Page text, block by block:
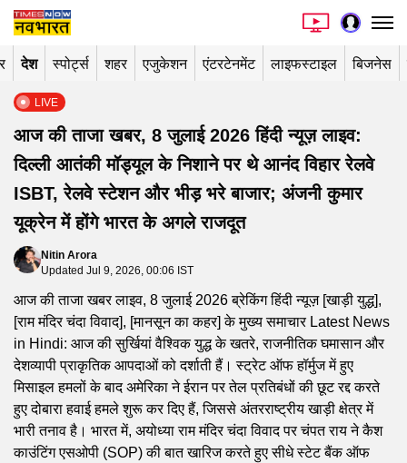
देश स्पोर्ट्स शहर एजुकेशन एंटरटेनमेंट लाइफस्टाइल बिजनेस
LIVE
आज की ताजा खबर, 8 जुलाई 2026 हिंदी न्यूज़ लाइव:
दिल्ली आतंकी मॉड्यूल के निशाने पर थे आनंद विहार रेलवे
ISBT, रेलवे स्टेशन और भीड़ भरे बाजार; अंजनी कुमार
यूक्रेन में होंगे भारत के अगले राजदूत
Nitin Arora
Updated Jul 9, 2026, 00:06 IST
आज की ताजा खबर लाइव, 8 जुलाई 2026 ब्रेकिंग हिंदी न्यूज़ [खाड़ी युद्ध],
[राम मंदिर चंदा विवाद], [मानसून का कहर] के मुख्य समाचार Latest News
in Hindi: आज की सुर्खियां वैश्विक युद्ध के खतरे, राजनीतिक घमासान और
देशव्यापी प्राकृतिक आपदाओं को दर्शाती हैं। स्ट्रेट ऑफ हॉर्मुज में हुए
मिसाइल हमलों के बाद अमेरिका ने ईरान पर तेल प्रतिबंधों की छूट रद्द करते
हुए दोबारा हवाई हमले शुरू कर दिए हैं, जिससे अंतरराष्ट्रीय खाड़ी क्षेत्र में
भारी तनाव है। भारत में, अयोध्या राम मंदिर चंदा विवाद पर चंपत राय ने कैश
काउंटिंग एसओपी (SOP) की बात खारिज करते हुए सीधे स्टेट बैंक ऑफ